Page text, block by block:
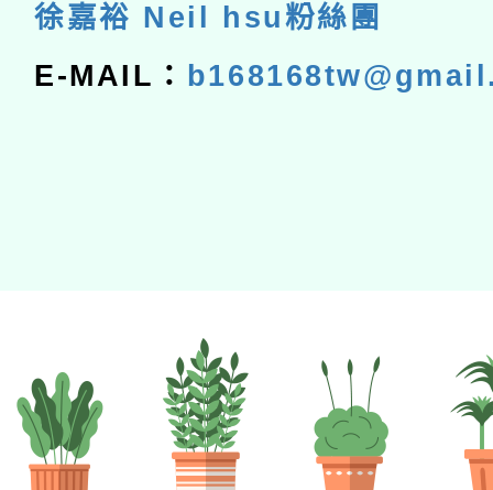
徐嘉裕 Neil hsu粉絲團
E-MAIL：